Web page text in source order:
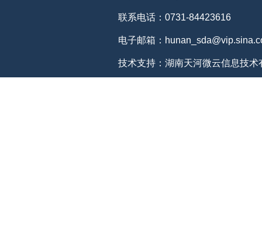
联系电话：0731-84423616
电子邮箱：
技术支持：湖南天河微云信息